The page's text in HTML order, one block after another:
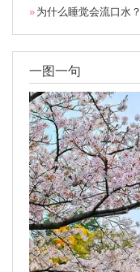
为什么睡觉会流口水？
一图一句